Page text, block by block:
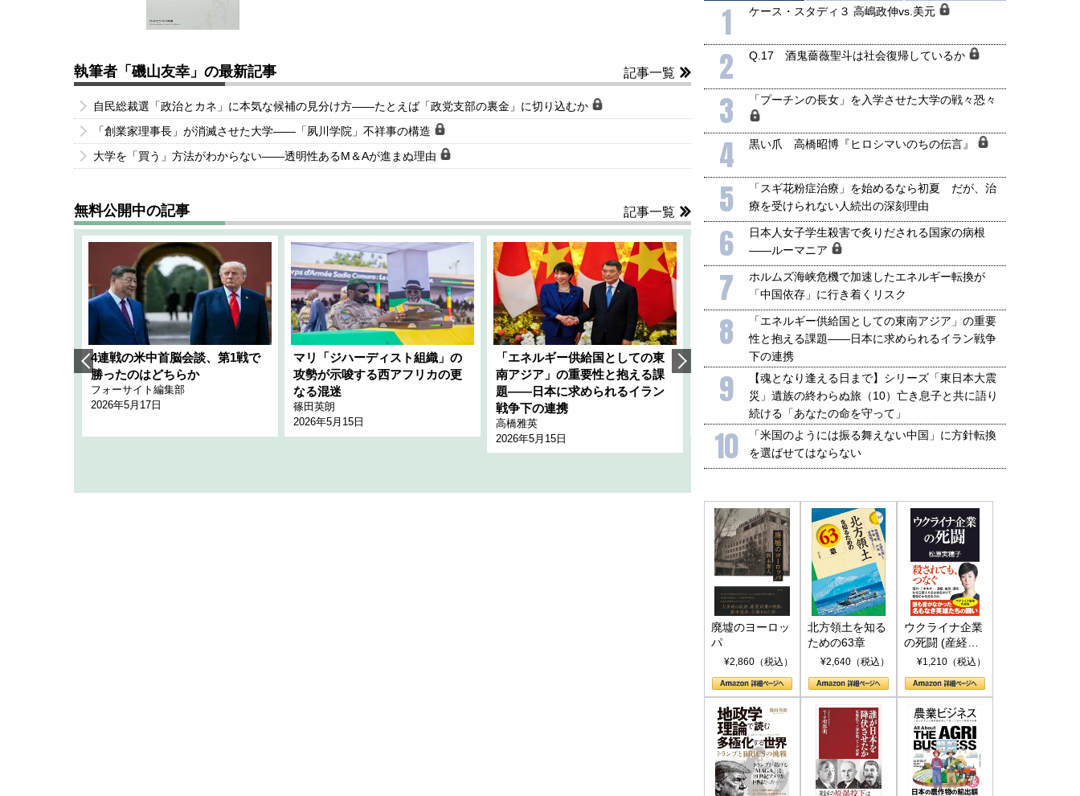
執筆者「磯山友幸」の最新記事 記事一覧
自民総裁選「政治とカネ」に本気な候補の見分け方――たとえば「政党支部の裏金」に切り込むか
「創業家理事長」が消滅させた大学――「夙川学院」不祥事の構造
大学を「買う」方法がわからない――透明性あるM＆Aが進まぬ理由
無料公開中の記事 記事一覧
4連戦の米中首脳会談、第1戦で
勝ったのはどちらか
フォーサイト編集部
2026年5月17日
マリ「ジハーディスト組織」の
攻勢が示唆する西アフリカの更
なる混迷
篠田英朗
2026年5月15日
「エネルギー供給国としての東
南アジア」の重要性と抱える課
題――日本に求められるイラン
戦争下の連携
高橋雅英
2026年5月15日
韓国にも理解してほしい「極東
1905年体制」における日米韓安
全保障協力の意味
千々和泰明
2026年5月15日
ネルギー転換が「中国依存」に
行き着くリスク
2026年5月14日
1 ケース・スタディ３ 高嶋政伸vs.美元
2 Q.17 酒鬼薔薇聖斗は社会復帰しているか
3 「プーチンの長女」を入学させた大学の戦々恐々
4 黒い爪 高橋昭博『ヒロシマいのちの伝言』
5
「スギ花粉症治療」を始めるなら初夏 だが、治
療を受けられない人続出の深刻理由
6
日本人女子学生殺害で炙りだされる国家の病根
――ルーマニア
7
ホルムズ海峡危機で加速したエネルギー転換が
「中国依存」に行き着くリスク
8
「エネルギー供給国としての東南アジア」の重要
性と抱える課題――日本に求められるイラン戦争
下の連携
9
【魂となり逢える日まで】シリーズ「東日本大震
災」遺族の終わらぬ旅（10）亡き息子と共に語り
続ける「あなたの命を守って」
10
「米国のようには振る舞えない中国」に方針転換
を選ばせてはならない
廃墟のヨーロッ
パ
¥2,860（税込）
北方領土を知る
ための63章
¥2,640（税込）
ウクライナ企業
の死闘 (産経セ
レクト S 039)
¥1,210（税込）